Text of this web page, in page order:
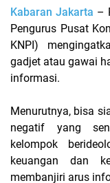
Kabaran Jakarta –
Pengurus Pusat
KNPI)
gadjet atau gawai
informasi.
Menurutnya, bisa
negatif yang
kelompok
keuangan dan
membanjiri arus